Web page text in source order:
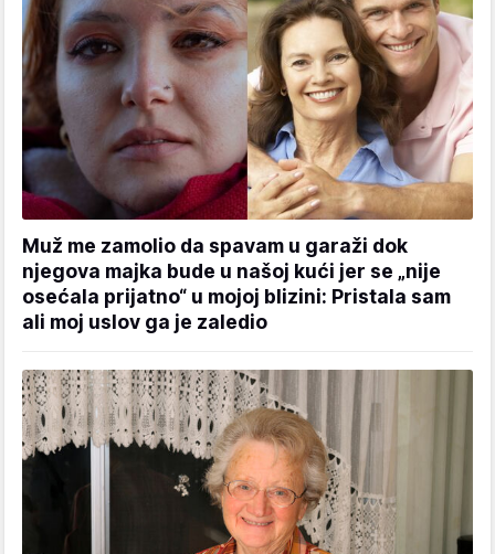
Muž me zamolio da spavam u garaži dok
njegova majka bude u našoj kući jer se „nije
osećala prijatno“ u mojoj blizini: Pristala sam
ali moj uslov ga je zaledio